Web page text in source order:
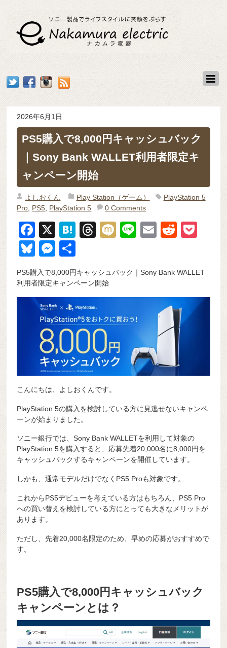
2026年6月1日
PS5購入で8,000円キャッシュバック
｜Sony Bank WALLET利用者限定キ
ャンペーン開始
よしおくん Play Station（ゲーム）
PlayStation 5
Pro PS5 PlayStation 5 0 Comments
F
a
c
e
b
o
o
k
X
H
n
a
T
a
d
s
M
Li
E
R
di
t
et
Bl
u
e
sk
y
M
ss
e
n
g
er
有
PS5購入で8,000円キャッシュバック｜Sony Bank WALLET
利用者限定キャンペーン開始
こんにちは、よしおくんです。
PlayStation 5の購入を検討している方に見逃せないキャンペ
ーンが始まりました。
ソニー銀行では、Sony Bank WALLETを利用して対象の
PlayStation 5を購入すると、応募先着20,000名に8,000円を
キャッシュバックするキャンペーンを開催しています。
しかも、通常モデルだけでなくPS5 Proも対象です。
これからPS5デビューを考えている方はもちろん、PS5 Pro
への買い替えを検討している方にとっても大きなメリットが
あります。
ただし、先着20,000名限定のため、早めの応募がおすすめで
す。
PS5購入で8,000円キャッシュバック
キャンペーンとは？